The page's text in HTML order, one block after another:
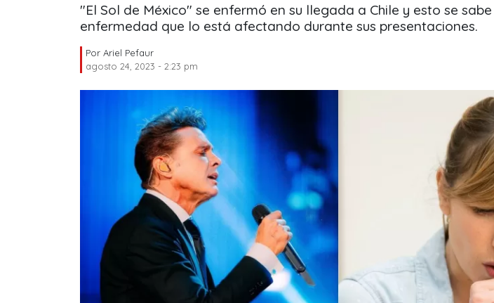
"El Sol de México" se enfermó en su llegada a Chile y esto se
enfermedad que lo está afectando durante sus presentaciones.
Por Ariel Pefaur
agosto 24, 2023 - 2:23 pm